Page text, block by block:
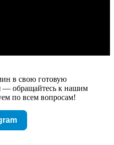
в свою готовую
— обращайтесь к нашим
по всем вопросам!